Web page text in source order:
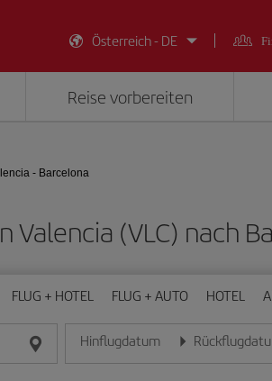
Österreich - DE
Reise vorbereiten
- Barcelona
Valencia (VLC) nach
FLUG + HOTEL FLUG + AUTO HOTEL
Hinflugdatum
Geben Sie das Datum im Format Tag/
Geben Sie das